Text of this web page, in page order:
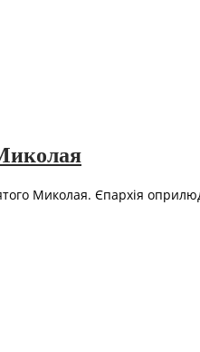
Миколая. Єпархія